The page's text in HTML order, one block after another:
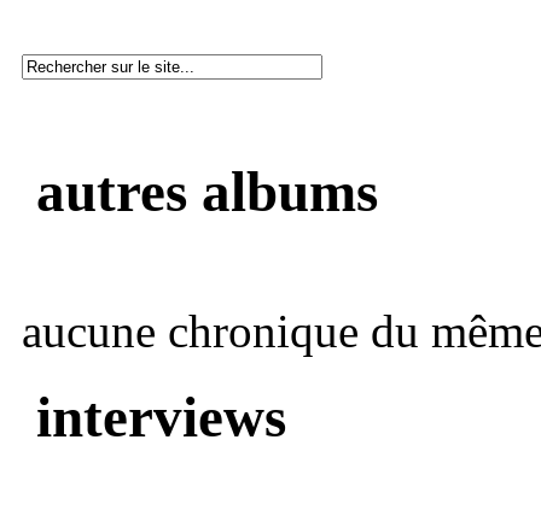
autres albums
aucune chronique du
interviews